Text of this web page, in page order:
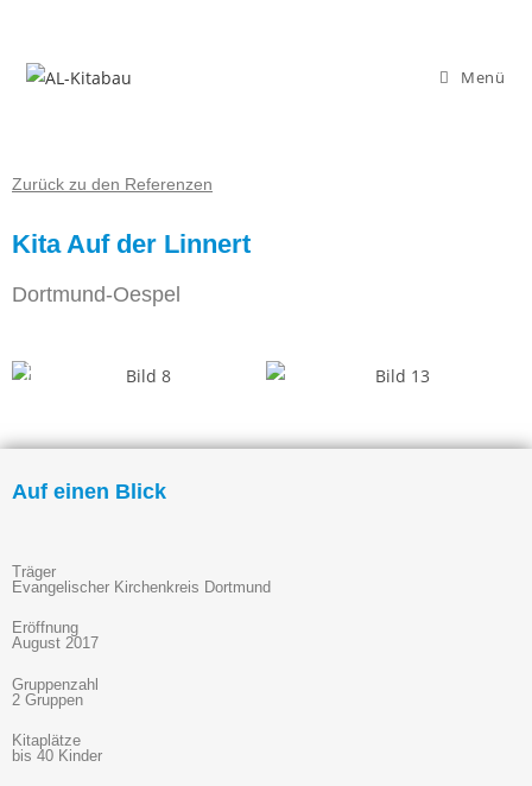
Menü
Zurück zu den Referenzen
Kita Auf der Linnert
Dortmund-Oespel
Auf einen Blick
Träger
Evangelischer Kirchenkreis Dortmund
Eröffnung
August 2017
Gruppenzahl
2 Gruppen
Kitaplätze
bis 40 Kinder